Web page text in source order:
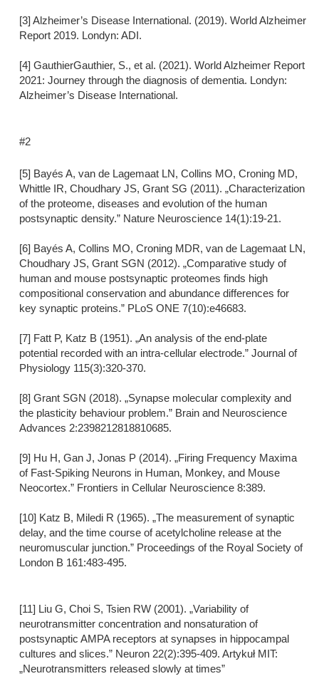
[3] Alzheimer’s Disease International. (2019). World Alzheimer
Report 2019. Londyn: ADI.
[4] GauthierGauthier, S., et al. (2021). World Alzheimer Report
2021: Journey through the diagnosis of dementia. Londyn:
Alzheimer’s Disease International.
#2
[5] Bayés A, van de Lagemaat LN, Collins MO, Croning MD,
Whittle IR, Choudhary JS, Grant SG (2011). „Characterization
of the proteome, diseases and evolution of the human
postsynaptic density.” Nature Neuroscience 14(1):19-21.
[6] Bayés A, Collins MO, Croning MDR, van de Lagemaat LN,
Choudhary JS, Grant SGN (2012). „Comparative study of
human and mouse postsynaptic proteomes finds high
compositional conservation and abundance differences for
key synaptic proteins.” PLoS ONE 7(10):e46683.
[7] Fatt P, Katz B (1951). „An analysis of the end-plate
potential recorded with an intra-cellular electrode.” Journal of
Physiology 115(3):320-370.
[8] Grant SGN (2018). „Synapse molecular complexity and
the plasticity behaviour problem.” Brain and Neuroscience
Advances 2:2398212818810685.
[9] Hu H, Gan J, Jonas P (2014). „Firing Frequency Maxima
of Fast-Spiking Neurons in Human, Monkey, and Mouse
Neocortex.” Frontiers in Cellular Neuroscience 8:389.
[10] Katz B, Miledi R (1965). „The measurement of synaptic
delay, and the time course of acetylcholine release at the
neuromuscular junction.” Proceedings of the Royal Society of
London B 161:483-495.
[11] Liu G, Choi S, Tsien RW (2001). „Variability of
neurotransmitter concentration and nonsaturation of
postsynaptic AMPA receptors at synapses in hippocampal
cultures and slices.” Neuron 22(2):395-409. Artykuł MIT:
„Neurotransmitters released slowly at times”